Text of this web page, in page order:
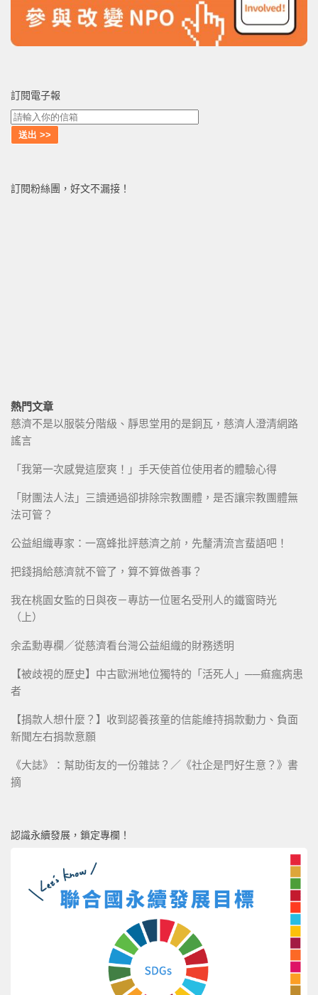
訂閱電子報
訂閱粉絲團，好文不漏接！
熱門文章
慈濟不是以服裝分階級、靜思堂用的是銅瓦，慈濟人澄清網路
謠言
「我第一次感覺這麼爽！」手天使首位使用者的體驗心得
「財團法人法」三讀通過卻排除宗教團體，是否讓宗教團體無
法可管？
公益組織專家：一窩蜂批評慈濟之前，先釐清流言蜚語吧！
把錢捐給慈濟就不管了，算不算做善事？
我在桃園女監的日與夜－專訪一位匿名受刑人的鐵窗時光
（上）
余孟勳專欄／從慈濟看台灣公益組織的財務透明
【被歧視的歷史】中古歐洲地位獨特的「活死人」──痲瘋病患
者
【捐款人想什麼？】收到認養孩童的信能維持捐款動力、負面
新聞左右捐款意願
《大誌》：幫助街友的一份雜誌？／《社企是門好生意？》書
摘
認識永續發展，鎖定專欄！